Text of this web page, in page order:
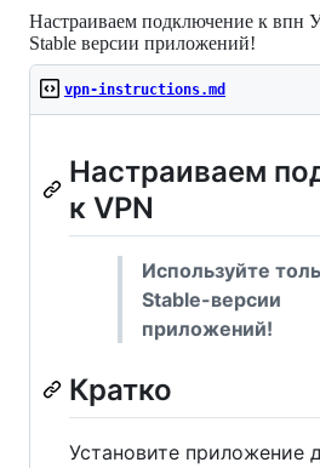
Настраиваем подключение к впн
Stable версии приложений!
vpn-instructions.md
Настраиваем
к VPN
Используйте
Stable-версии
приложений!
Кратко
Установите приложение